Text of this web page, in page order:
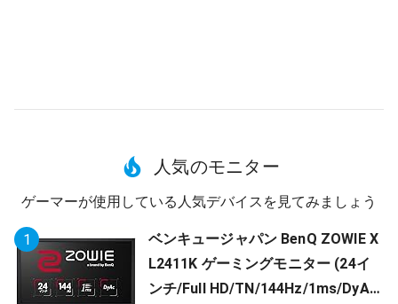
人気のモニター
ゲーマーが使用している人気デバイスを見てみましょう
1
ベンキュージャパン BenQ ZOWIE X
L2411K ゲーミングモニター (24イ
ンチ/Full HD/TN/144Hz/1ms/DyAc/